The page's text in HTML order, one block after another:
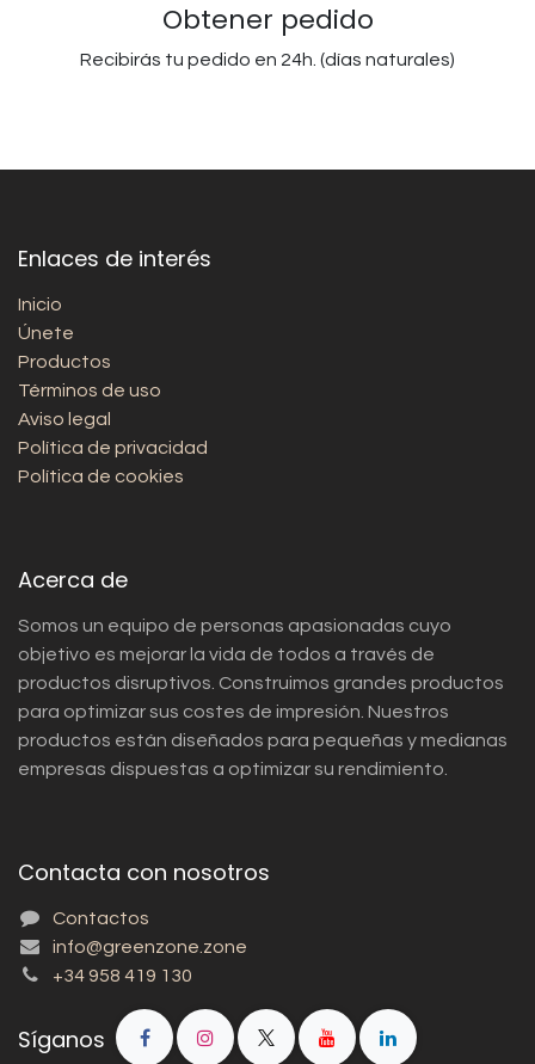
Obtener pedido
Recibirás tu pedido en 24h. (días naturales)
Enlaces de interés
Inicio
Únete
Productos
Términos de uso
Aviso legal
Política de privacidad
Política de cookies
Acerca de
Somos un equipo de personas apasionadas cuyo
objetivo es mejorar la vida de todos a través de
productos disruptivos. Construimos grandes productos
para optimizar sus costes de impresión. Nuestros
productos están diseñados para pequeñas y medianas
empresas dispuestas a optimizar su rendimiento.
Contacta con nosotros
Contactos
info@greenzone.zone
+34 958 419 130
Síganos